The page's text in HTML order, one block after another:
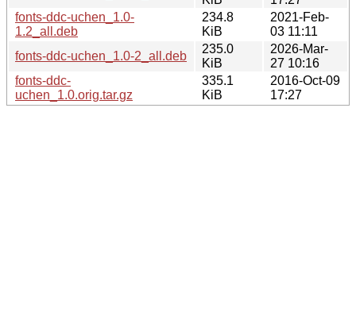
fonts-ddc-uchen_1.0-
1.2_all.deb
234.8
KiB
2021-Feb-
03 11:11
fonts-ddc-uchen_1.0-2_all.deb
235.0
KiB
2026-Mar-
27 10:16
fonts-ddc-
uchen_1.0.orig.tar.gz
335.1
KiB
2016-Oct-09
17:27